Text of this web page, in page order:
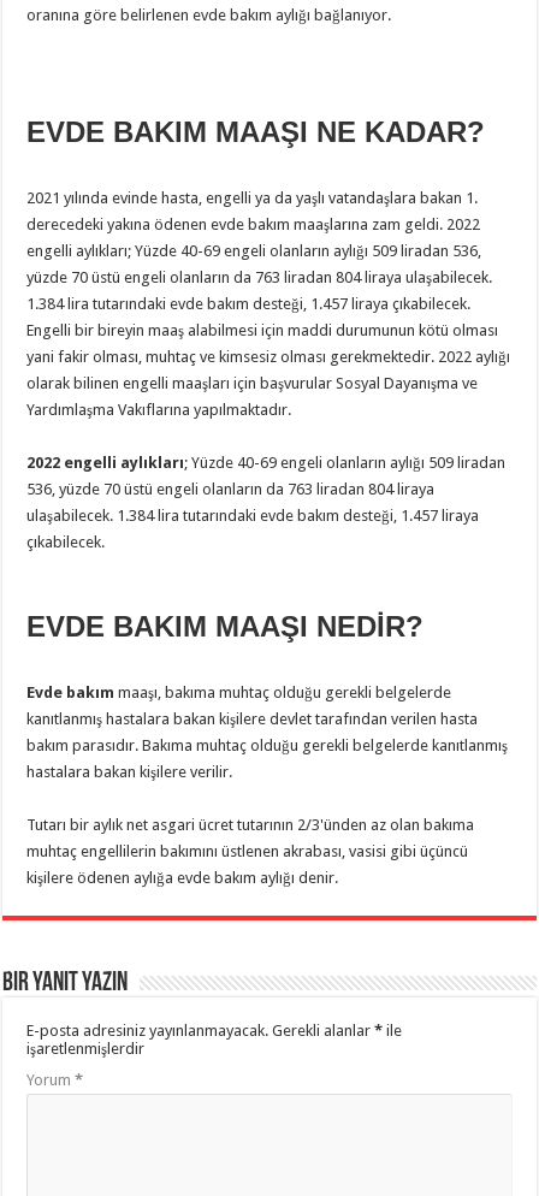
oranına göre belirlenen evde bakım aylığı bağlanıyor.
EVDE BAKIM MAAŞI NE KADAR?
2021 yılında evinde hasta, engelli ya da yaşlı vatandaşlara bakan 1.
derecedeki yakına ödenen evde bakım maaşlarına zam geldi. 2022
engelli aylıkları; Yüzde 40-69 engeli olanların aylığı 509 liradan 536,
yüzde 70 üstü engeli olanların da 763 liradan 804 liraya ulaşabilecek.
1.384 lira tutarındaki evde bakım desteği, 1.457 liraya çıkabilecek.
Engelli bir bireyin maaş alabilmesi için maddi durumunun kötü olması
yani fakir olması, muhtaç ve kimsesiz olması gerekmektedir. 2022 aylığı
olarak bilinen engelli maaşları için başvurular Sosyal Dayanışma ve
Yardımlaşma Vakıflarına yapılmaktadır.
2022 engelli aylıkları; Yüzde 40-69 engeli olanların aylığı 509 liradan
536, yüzde 70 üstü engeli olanların da 763 liradan 804 liraya
ulaşabilecek. 1.384 lira tutarındaki evde bakım desteği, 1.457 liraya
çıkabilecek.
EVDE BAKIM MAAŞI NEDİR?
Evde bakım maaşı, bakıma muhtaç olduğu gerekli belgelerde
kanıtlanmış hastalara bakan kişilere devlet tarafından verilen hasta
bakım parasıdır. Bakıma muhtaç olduğu gerekli belgelerde kanıtlanmış
hastalara bakan kişilere verilir.
Tutarı bir aylık net asgari ücret tutarının 2/3'ünden az olan bakıma
muhtaç engellilerin bakımını üstlenen akrabası, vasisi gibi üçüncü
kişilere ödenen aylığa evde bakım aylığı denir.
Bir yanıt yazın
E-posta adresiniz yayınlanmayacak. Gerekli alanlar* ile
işaretlenmişlerdir
Yorum*